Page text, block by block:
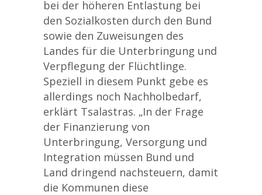
bei der höheren Entlastung bei
den Sozialkosten durch den Bund
sowie den Zuweisungen des
Landes für die Unterbringung und
Verpflegung der Flüchtlinge.
Speziell in diesem Punkt gebe es
allerdings noch Nachholbedarf,
erklärt Tsalastras. „In der Frage
der Finanzierung von
Unterbringung, Versorgung und
Integration müssen Bund und
Land dringend nachsteuern, damit
die Kommunen diese